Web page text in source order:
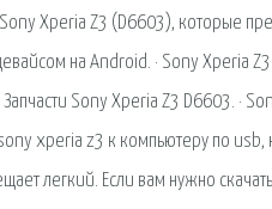
Xperia Z3 (D6603), которые
на Android. · Sony Xperia
Sony Xperia Z3 D6603. ·
xperia z3 к компьютеру по usb,
легкий. Если вам нужно